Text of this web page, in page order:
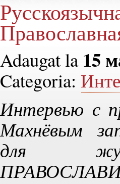
Adaugat la 15
Categoria:
Интервью с
Махнёвым
для